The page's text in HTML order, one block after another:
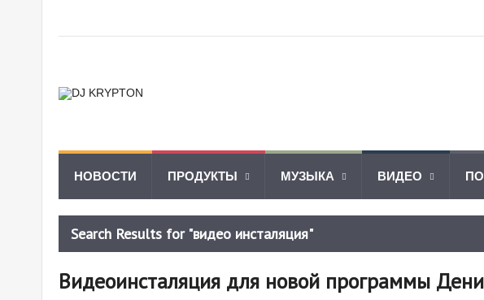
НОВОСТИ ПРОДУКТЫ МУЗЫКА ВИДЕО
Search Results for "видео инсталяция"
Видеоинсталяция для новой программы